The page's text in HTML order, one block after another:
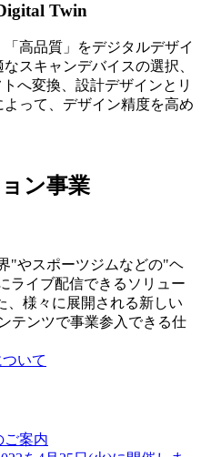
Twin
「高品質」をデジタルデザイ
スキャンデバイスの選択、
へ変換、設計デザインとリ
って、デザイン精度を高め
ン事業
"やスポーツジムなどの"ヘ
ライブ配信できるソリュー
、様々に展開される新しい
テンツで事業参入できる仕
いて
ご案内